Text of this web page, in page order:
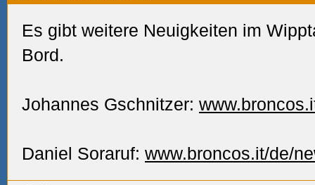
Es gibt weitere Neuigkeiten im
Bord.
Johannes Gschnitzer:
Daniel Soraruf: www.broncos.it/de/